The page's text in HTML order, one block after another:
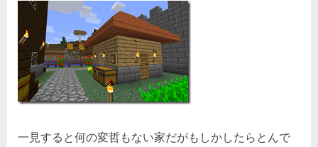
一見すると何の変哲もない家だがもしかしたらとんで